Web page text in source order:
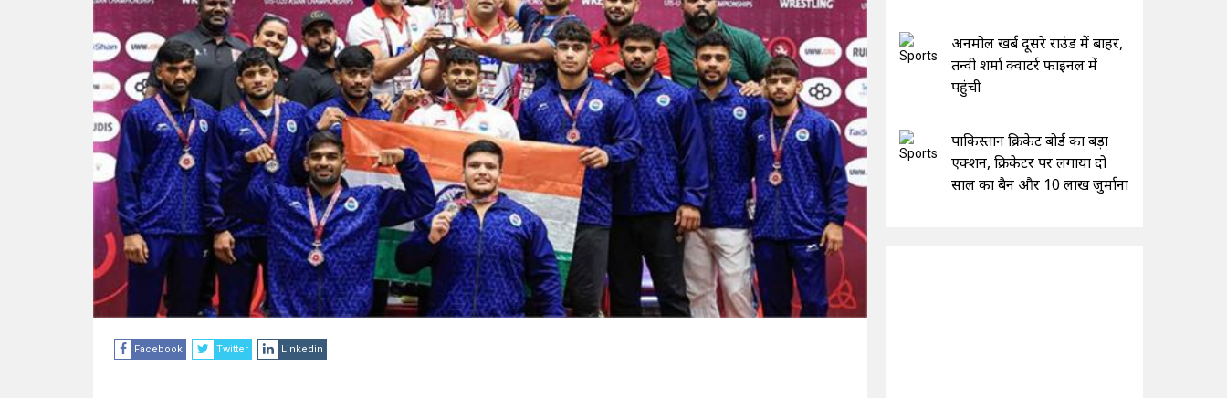
Facebook Twitter Linkedin
अनमोल खर्ब दूसरे राउंड में बाहर,
तन्वी शर्मा क्वाटर्र फाइनल में
पहुंची
पाकिस्तान क्रिकेट बोर्ड का बड़ा
एक्शन, क्रिकेटर पर लगाया दो
साल का बैन और 10 लाख जुर्माना